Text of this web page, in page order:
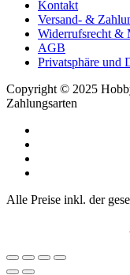
Kontakt
Versand- &
Widerrufsrecht &
AGB
Privatsphäre und
Copyright © 2025
Zahlungsarten
Alle Preise inkl. der